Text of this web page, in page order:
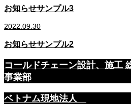
お知らせサンプル3
2022.09.30
お知らせサンプル2
コールドチェーン設計、施工
事業部
ベトナム現地法人